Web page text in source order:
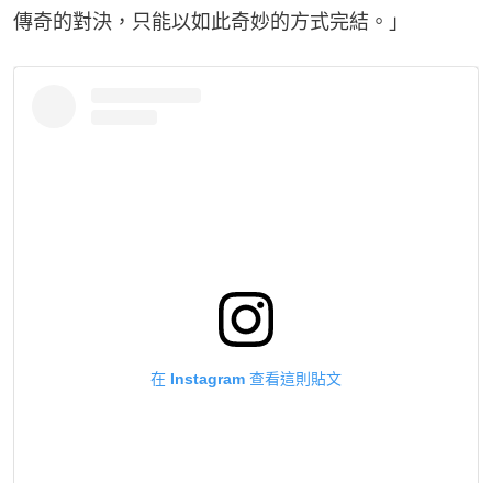
傳奇的對決，只能以如此奇妙的方式完結。」
在 Instagram 查看這則貼文